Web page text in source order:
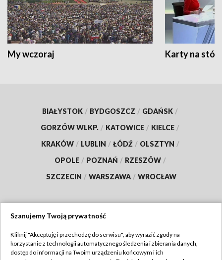
My wczoraj Karty na
BIAŁYSTOK / BYDGOSZCZ / GDAŃSK /
GORZÓW WLKP. / KATOWICE / KIELCE /
KRAKÓW / LUBLIN / ŁÓDŹ / OLSZTYN /
OPOLE / POZNAŃ / RZESZÓW /
SZCZECIN / WARSZAWA / WROCŁAW
TVP
Szanujemy Twoją prywatność
Kliknij "Akceptuję i przechodzę do serwisu", aby wyrazić zgody na
korzystanie z technologii automatycznego śledzenia i zbierania danych,
dostęp do informacji na Twoim urządzeniu końcowym i ich